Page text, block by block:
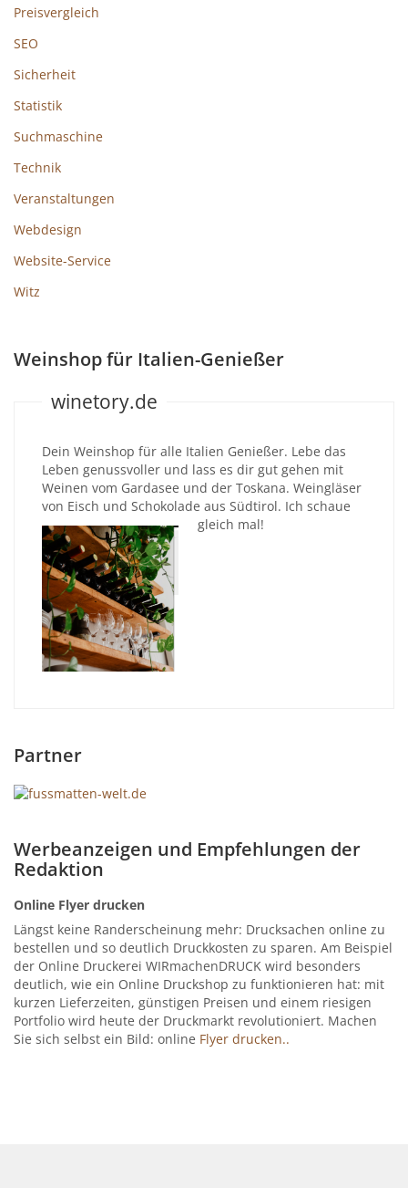
Preisvergleich
SEO
Sicherheit
Statistik
Suchmaschine
Technik
Veranstaltungen
Webdesign
Website-Service
Witz
Weinshop für Italien-Genießer
winetory.de
Dein Weinshop für alle Italien Genießer. Lebe das
Leben genussvoller und lass es dir gut gehen mit
Weinen vom Gardasee und der Toskana. Weingläser
von Eisch und Schokolade aus Südtirol. Ich schaue
gleich mal!
Partner
Werbeanzeigen und Empfehlungen der
Redaktion
Online Flyer drucken
Längst keine Randerscheinung mehr: Drucksachen online zu
bestellen und so deutlich Druckkosten zu sparen. Am Beispiel
der Online Druckerei WIRmachenDRUCK wird besonders
deutlich, wie ein Online Druckshop zu funktionieren hat: mit
kurzen Lieferzeiten, günstigen Preisen und einem riesigen
Portfolio wird heute der Druckmarkt revolutioniert. Machen
Sie sich selbst ein Bild: online Flyer drucken..